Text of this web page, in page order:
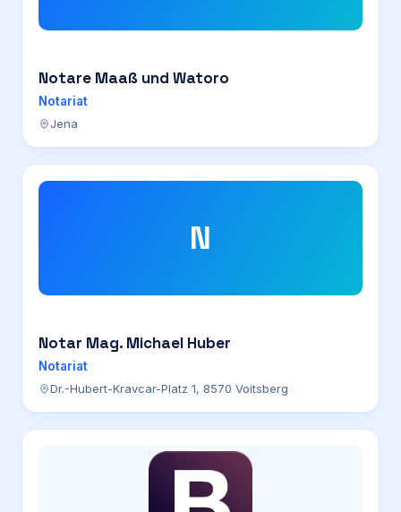
Notare Maaß und Watoro
Notariat
Jena
N
Notar Mag. Michael Huber
Notariat
Dr.-Hubert-Kravcar-Platz 1, 8570 Voitsberg